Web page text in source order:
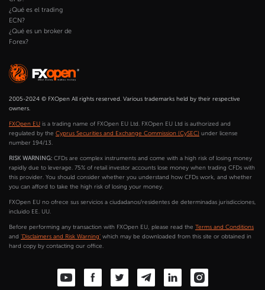
¿Qué es el trading
ECN?
¿Qué es un broker de
Forex?
2005-2024 © FXOpen All rights reserved. Various trademarks held by their respective
owners.
FXOpen EU is a trading name of FXOpen EU Ltd. FXOpen EU Ltd is authorized and
regulated by the Cyprus Securities and Exchange Commission (CySEC) under license
number 194/13.
RISK WARNING: CFDs are complex instruments and come with a high risk of losing money
rapidly due to leverage. 75% of retail investor accounts lose money when trading CFDs with
this provider. You should consider whether you understand how CFDs work, and whether
you can afford to take the high risk of losing your money.
FXOpen EU no ofrece sus servicios a ciudadanos/residentes de determinadas jurisdicciones,
incluido EE. UU.
Before performing any transaction with FXOpen EU, please read the Terms and Conditions
and 'Disclaimers and Risk Warning' which may be downloaded from this site or obtained in
hard copy by contacting our office.